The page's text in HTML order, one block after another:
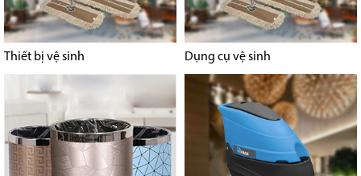
Thiết bị vệ sinh Dụng cụ vệ sinh